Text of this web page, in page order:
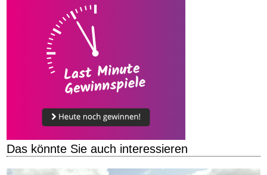
Das könnte Sie auch interessieren